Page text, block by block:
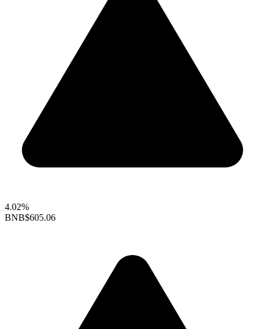
4.02%
BNB$605.06